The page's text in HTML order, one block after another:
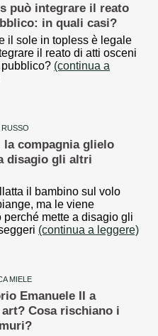
può integrare il reato
in quali casi?
il sole in topless è legale
il reato di atti osceni
(continua a
RUSSO
compagnia glielo
disagio gli altri
il bambino sul volo
ma le viene
perché mette a disagio gli
(continua a leggere)
MIELE
Emanuele II a
Cosa rischiano i